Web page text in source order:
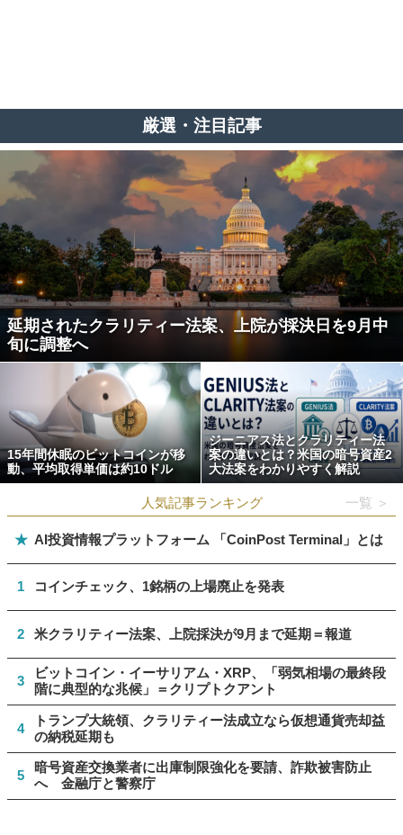
厳選・注目記事
延期されたクラリティー法案、上院が採決日を9月中
旬に調整へ
15年間休眠のビットコインが移
動、平均取得単価は約10ドル
ジーニアス法とクラリティー法
案の違いとは？米国の暗号資産2
大法案をわかりやすく解説
人気記事ランキング 一覧 ＞
★ AI投資情報プラットフォーム 「CoinPost Terminal」とは
1 コインチェック、1銘柄の上場廃止を発表
2 米クラリティー法案、上院採決が9月まで延期＝報道
3
ビットコイン・イーサリアム・XRP、「弱気相場の最終段
階に典型的な兆候」＝クリプトクアント
4
トランプ大統領、クラリティー法成立なら仮想通貨売却益
の納税延期も
5
暗号資産交換業者に出庫制限強化を要請、詐欺被害防止
へ 金融庁と警察庁